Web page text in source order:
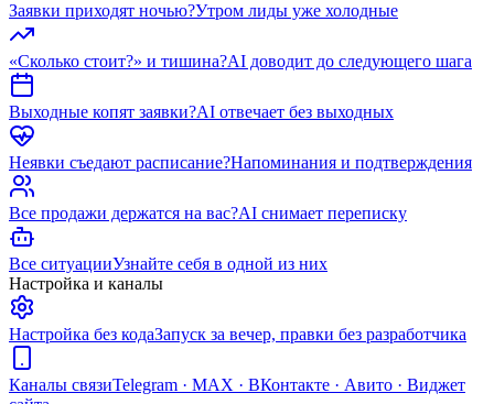
Заявки приходят ночью?Утром лиды уже холодные
«Сколько стоит?» и тишина?AI доводит до следующего шага
Выходные копят заявки?AI отвечает без выходных
Неявки съедают расписание?Напоминания и подтверждения
Все продажи держатся на вас?AI снимает переписку
Все ситуацииУзнайте себя в одной из них
Настройка и каналы
Настройка без кодаЗапуск за вечер, правки без разработчика
Каналы связиTelegram · MAX · ВКонтакте · Авито · Виджет